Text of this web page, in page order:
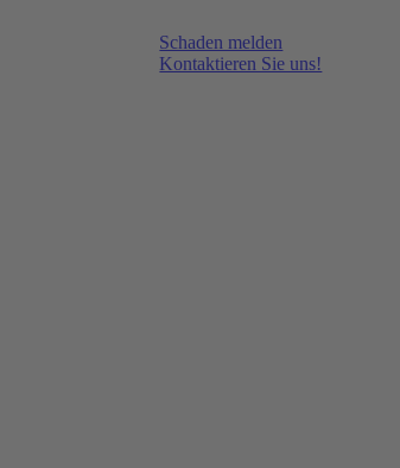
Schaden melden
Kontaktieren Sie uns!